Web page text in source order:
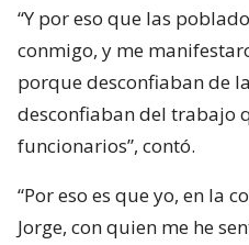
“Y por eso que las
conmigo, y me
porque desconfiaban de
desconfiaban del trabajo
funcionarios”, contó.
“Por eso es que yo, en la
Jorge, con quien me he